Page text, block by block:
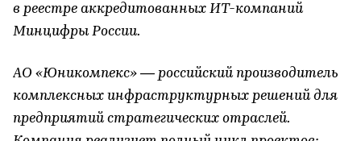
в реестре аккредитованных ИТ-компаний
Минцифры России.
АО «Юникомпекс» — российский производитель
комплексных инфраструктурных решений для
предприятий стратегических отраслей.